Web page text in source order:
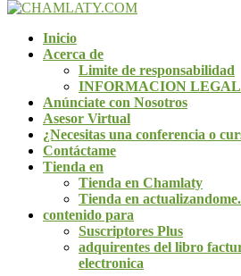
Inicio
Acerca de
Limite de responsabilidad
INFORMACION LEGAL
Anúnciate con Nosotros
Asesor Virtual
¿Necesitas una conferencia o
Contáctame
Tienda en
Tienda en Chamlaty
Tienda en
contenido para
Suscriptores Plus
adquirentes del libro
electronica